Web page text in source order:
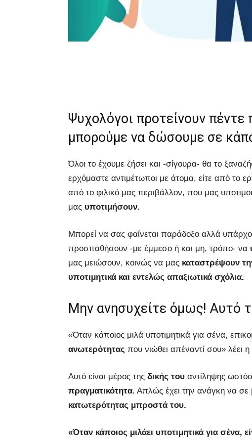
Ψυχολόγοι προτείνουν πέντε
μπορούμε να δώσουμε σε
Όλοι το έχουμε ζήσει και -σίγουρα- θα το
ερχόμαστε αντιμέτωποι με άτομα, είτε από το
από το φιλικό μας περιβάλλον, που μας
μας υποτιμήσουν.
Μπορεί να σας φαίνεται παράδοξο αλλά
προσπαθήσουν -με έμμεσο ή και μη, τρόπο- να
μας μειώσουν, κοινώς να μας καταστρέψουν
υποτιμητικά και εντελώς απαξιωτικά σχόλια.
Μην ανησυχείτε όμως! Αυτό
«Όταν κάποιος μιλά υποτιμητικά για σένα,
ανωτερότητας που νιώθει απέναντί σου» λέει
Αυτό είναι μέρος της δικής του αντίληψης
πραγματικότητα. Απλώς έχει την ανάγκη να σε
κατωτερότητας μπροστά του.
«Όταν κάποιος μιλάει υποτιμητικά για σένα,